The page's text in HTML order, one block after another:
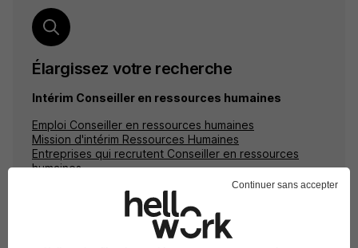
Élargissez votre recherche
Intérim Conseiller en ressources humaines
Emploi Conseiller en ressources humaines
Mission d'intérim Ressources Humaines
Entreprises qui recrutent Conseiller en ressources
humaines
Continuer sans accepter